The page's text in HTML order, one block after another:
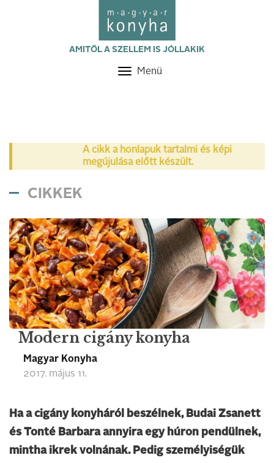
AMITŐL A SZELLEM IS JÓLLAKIK
Toggle
Menü
A cikk a honlapuk tartalmi és képi
megújulása előtt készült.
CIKKEK
Modern cigány konyha
Magyar Konyha
2017. május 11.
Ha a cigány konyháról beszélnek, Budai Zsanett
és Tonté Barbara annyira egy húron pendülnek,
mintha ikrek volnának. Pedig személyiségük